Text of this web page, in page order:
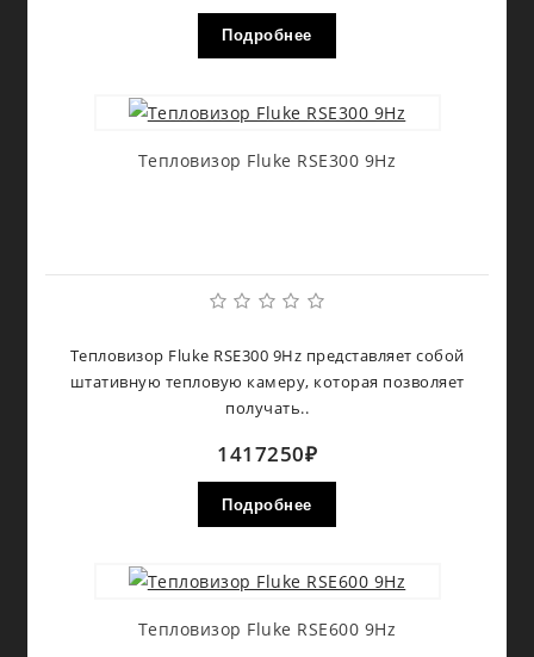
Подробнее
Тепловизор Fluke RSE300 9Hz
Тепловизор Fluke RSE300 9Hz представляет собой
штативную тепловую камеру, которая позволяет
получать..
1417250₽
Подробнее
Тепловизор Fluke RSE600 9Hz